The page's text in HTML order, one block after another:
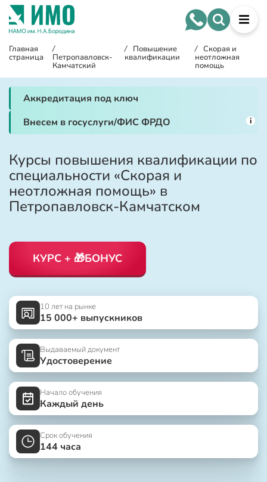
Главная
страница
/
Петропавловск-
Камчатский
/ Повышение
квалификации
/ Скорая и
неотложная
помощь
Аккредитация под ключ
Внесем в госуслуги/ФИС ФРДО
i
Курсы повышения квалификации по
специальности «Скорая и
неотложная помощь» в
Петропавловск-Камчатском
КУРС + 🎁БОНУС
10 лет на рынке
15 000+ выпускников
Выдаваемый документ
Удостоверение
Начало обучения
Каждый день
Срок обучения
144 часа